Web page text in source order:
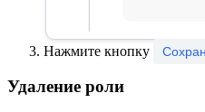
Нажмите кнопку
Удаление роли